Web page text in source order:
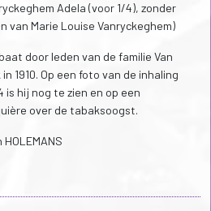
Adela (voor 1/4), zonder
van Marie Louise Vanryckeghem)
door leden van de familie Van
1910. Op een foto van de inhaling
is hij nog te zien en op een
over de tabaksoogst.